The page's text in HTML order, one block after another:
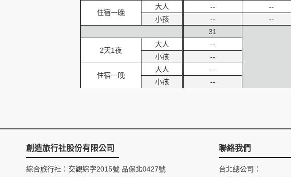
住宿一晚
大人
小孩
2天1夜
大人
小孩
住宿一晚
大人
小孩
--
--
--
--
31
--
--
--
--
創造旅行社股份有限公司
綜合旅行社：交觀綜字2015號 品保北0427號
聯絡我們
台北總公司：